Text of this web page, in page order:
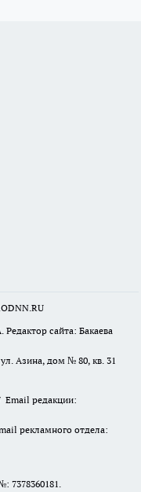
сайта: Бакаева
Азина, дом № 80, кв. 31
Email редакции:
рекламного отдела:
7378360181.